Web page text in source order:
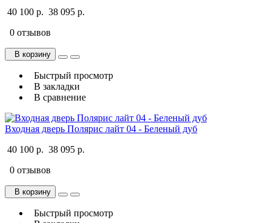
40 100 р. 38 095 р.
0 отзывов
В корзину
Быстрый просмотр
В закладки
В сравнение
Входная дверь Полярис лайт 04 - Беленый дуб
40 100 р. 38 095 р.
0 отзывов
В корзину
Быстрый просмотр